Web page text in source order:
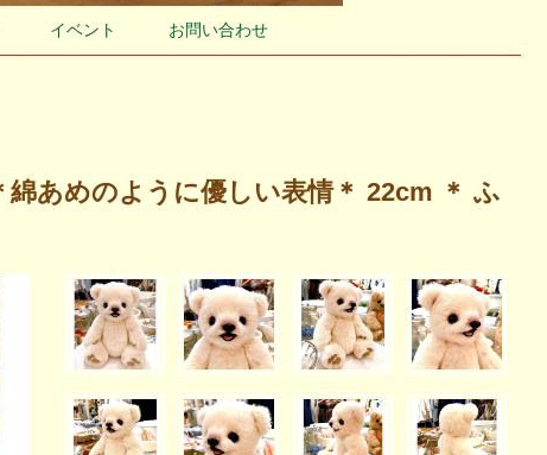
イベント お問い合わせ
あめのように優しい表情＊ 22cm ＊ ふ